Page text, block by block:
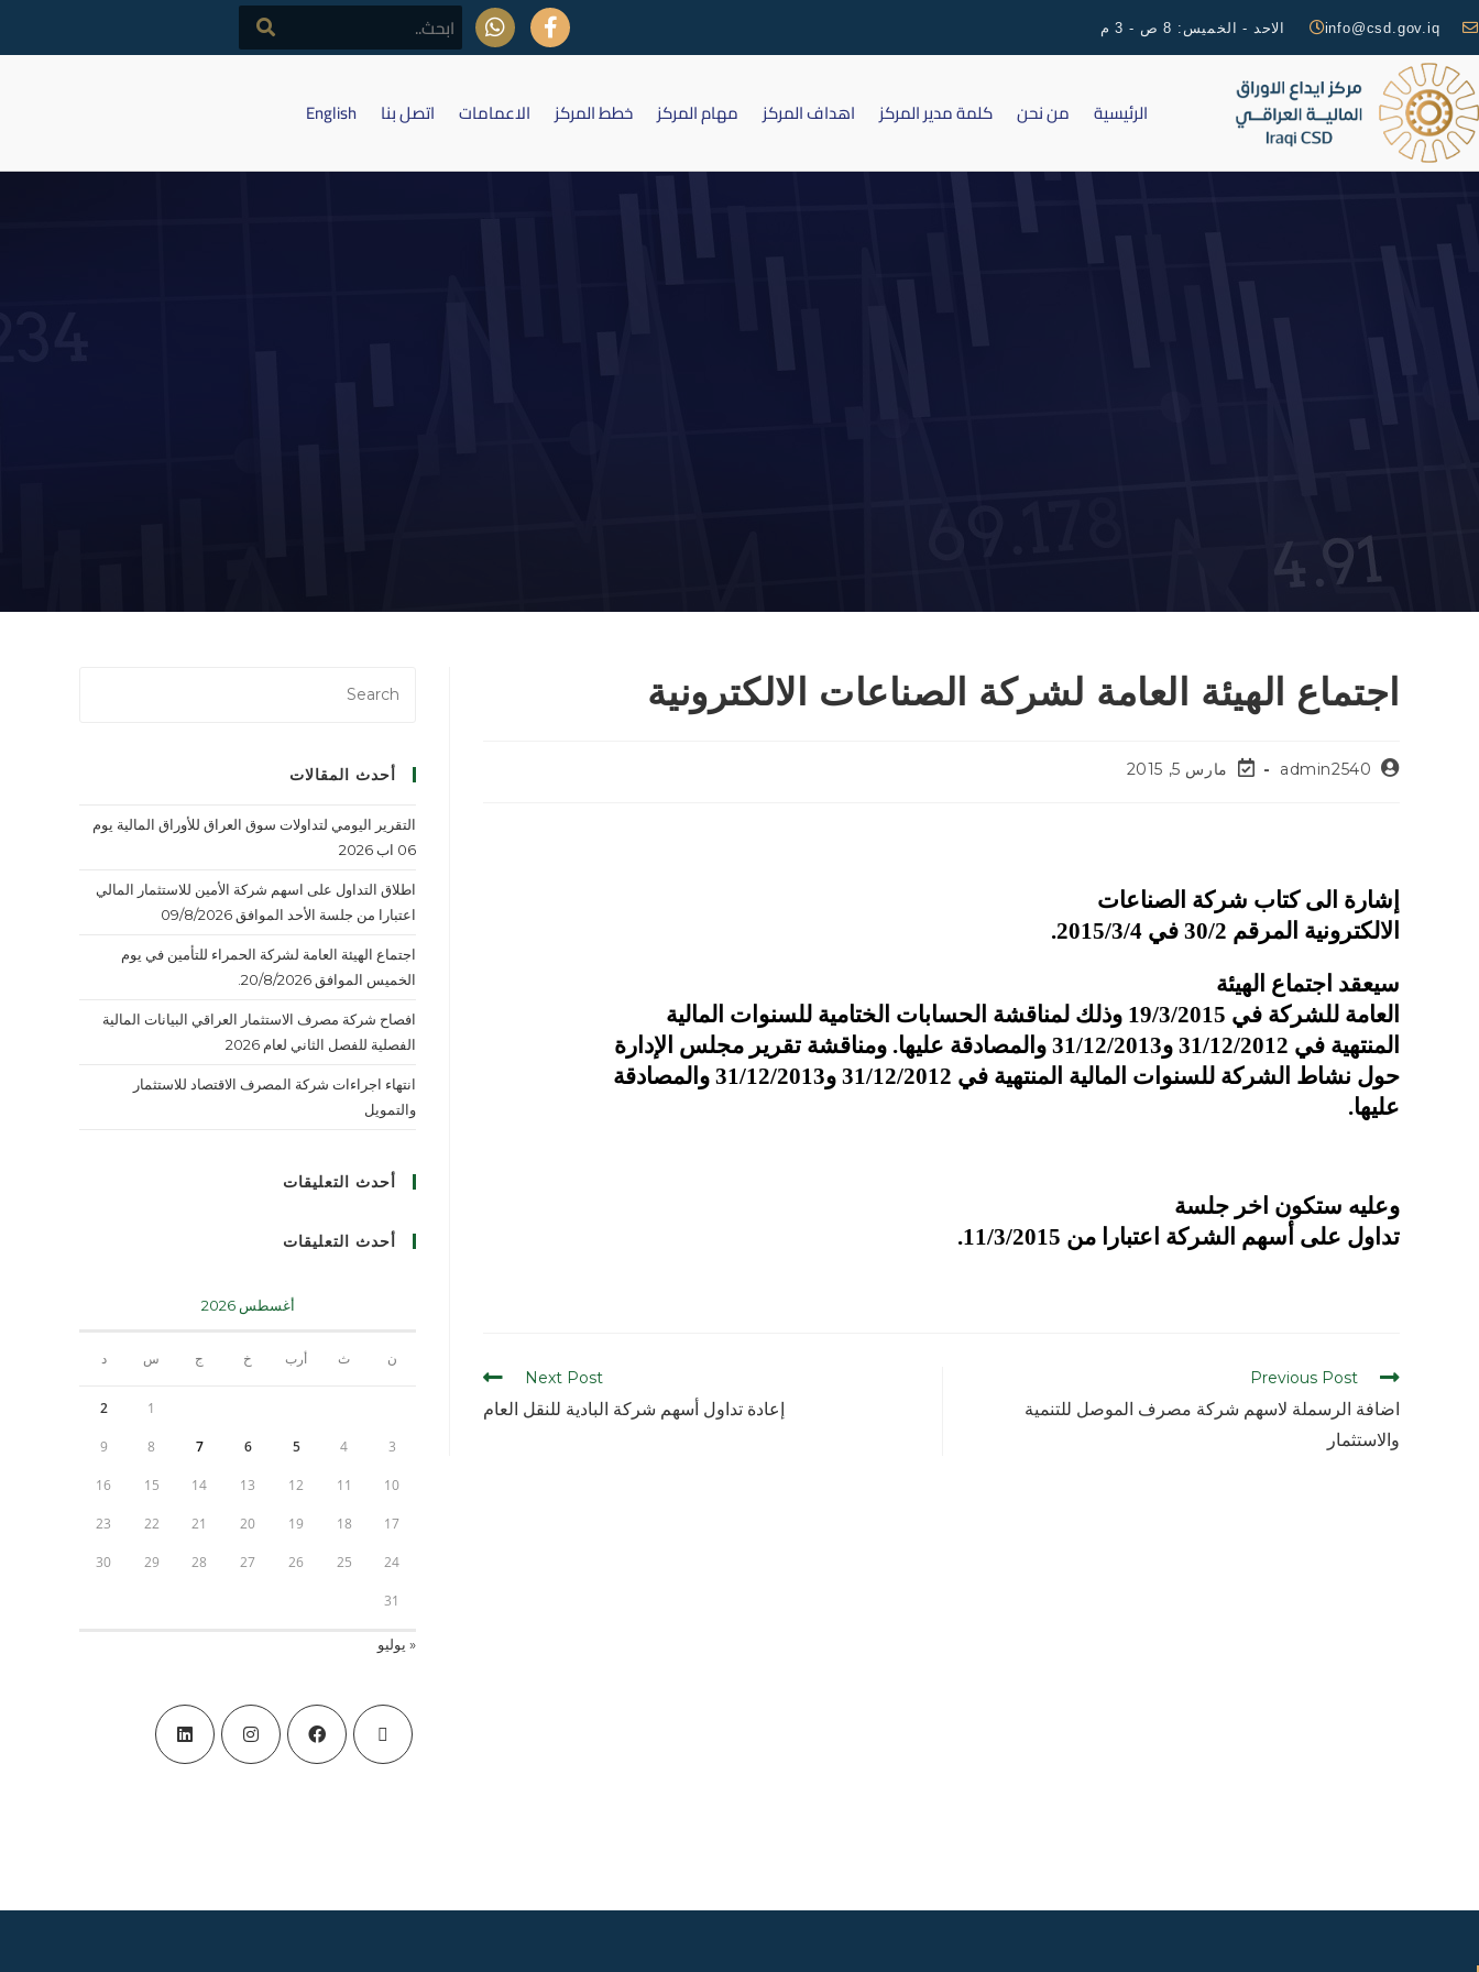
info@csd.gov.iq الاحد - الخميس: 8 ص - 3 م
الرئيسية من نحن كلمة مدير المركز اهداف المركز مهام المركز خطط المركز الاعمامات اتصل بنا English
اجتماع الهيئة العامة لشركة الصناعات الالكترونية
admin2540 مارس 5, 2015
إشارة الى كتاب شركة الصناعات
الالكترونية المرقم 30/2 في 2015/3/4.
سيعقد اجتماع الهيئة
العامة للشركة في 19/3/2015 وذلك لمناقشة الحسابات الختامية للسنوات المالية
المنتهية في 31/12/2012 و31/12/2013 والمصادقة عليها. ومناقشة تقرير مجلس الإدارة
حول نشاط الشركة للسنوات المالية المنتهية في 31/12/2012 و31/12/2013 والمصادقة
عليها.
وعليه ستكون اخر جلسة
تداول على أسهم الشركة اعتبارا من 11/3/2015.
Previous Post
اضافة الرسملة لاسهم شركة مصرف الموصل للتنمية
والاستثمار
Next Post
إعادة تداول أسهم شركة البادية للنقل العام
أحدث المقالات
التقرير اليومي لتداولات سوق العراق للأوراق المالية يوم
06 اب 2026
اطلاق التداول على اسهم شركة الأمين للاستثمار المالي
اعتبارا من جلسة الأحد الموافق 09/8/2026
اجتماع الهيئة العامة لشركة الحمراء للتأمين في يوم
الخميس الموافق 20/8/2026.
افصاح شركة مصرف الاستثمار العراقي البيانات المالية
الفصلية للفصل الثاني لعام 2026
انتهاء اجراءات شركة المصرف الاقتصاد للاستثمار
والتمويل
أحدث التعليقات
أحدث التعليقات
أغسطس 2026
ن ث أرب خ ج س د
1
2
3
4
5
6
7
8
9
10
11
12
13
14
15
16
17
18
19
20
21
22
23
24
25
26
27
28
29
30
31
« يوليو